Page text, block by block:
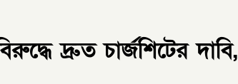
দ্রুত চার্জশিটের দাবি,